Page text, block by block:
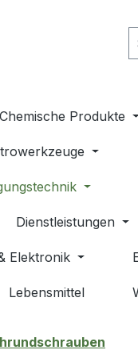
Chemische Produkte
Dienstleistungen
Elektronik
Lebensmittel